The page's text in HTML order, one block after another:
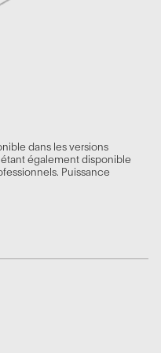
dans les versions
également disponible
Puissance